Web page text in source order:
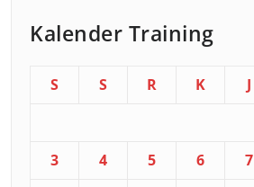
Kalender Training
S S R K J
3
4 5 6 7